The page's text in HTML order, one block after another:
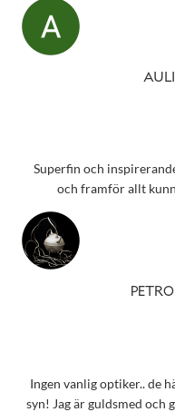
Superfin och
och framför allt
Ingen vanlig optiker.. de
syn! Jag är guldsmed och